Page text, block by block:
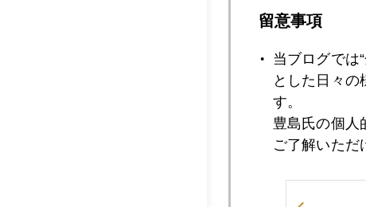
2017年06月26
2017年06月23
留意事項
当ブログでは
とした日々の
す。
豊島氏の個人
ご了解いただ